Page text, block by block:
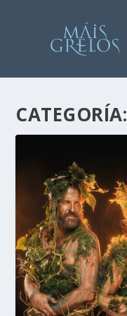
CATEGORÍA: